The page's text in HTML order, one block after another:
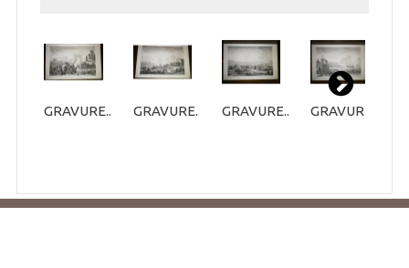
GRAVURE... GRAVURE... GRAVURE... GRAVURE...